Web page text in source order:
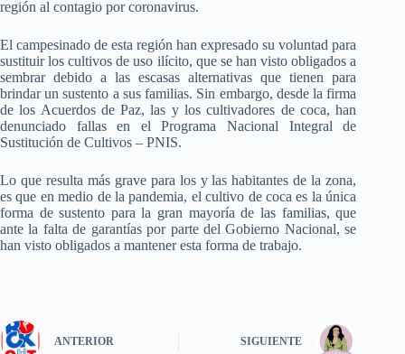
región al contagio por coronavirus.
El campesinado de esta región han expresado su voluntad para
sustituir los cultivos de uso ilícito, que se han visto obligados a
sembrar debido a las escasas alternativas que tienen para
brindar un sustento a sus familias. Sin embargo, desde la firma
de los Acuerdos de Paz, las y los cultivadores de coca, han
denunciado fallas en el Programa Nacional Integral de
Sustitución de Cultivos – PNIS.
Lo que resulta más grave para los y las habitantes de la zona,
es que en medio de la pandemia, el cultivo de coca es la única
forma de sustento para la gran mayoría de las familias, que
ante la falta de garantías por parte del Gobierno Nacional, se
han visto obligados a mantener esta forma de trabajo.
ANTERIOR SIGUIENTE